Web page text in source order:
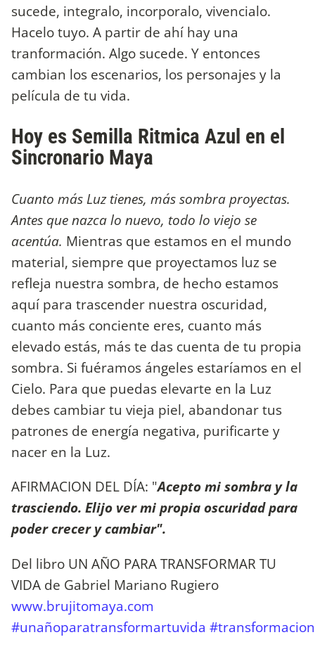
sucede, integralo, incorporalo, vivencialo.
Hacelo tuyo. A partir de ahí hay una
tranformación. Algo sucede. Y entonces
cambian los escenarios, los personajes y la
película de tu vida.
Hoy es Semilla Ritmica Azul en el
Sincronario Maya
Cuanto más Luz tienes, más sombra proyectas.
Antes que nazca lo nuevo, todo lo viejo se
acentúa. Mientras que estamos en el mundo
material, siempre que proyectamos luz se
refleja nuestra sombra, de hecho estamos
aquí para trascender nuestra oscuridad,
cuanto más conciente eres, cuanto más
elevado estás, más te das cuenta de tu propia
sombra. Si fuéramos ángeles estaríamos en el
Cielo. Para que puedas elevarte en la Luz
debes cambiar tu vieja piel, abandonar tus
patrones de energía negativa, purificarte y
nacer en la Luz.
AFIRMACION DEL DÍA: "Acepto mi sombra y la
trasciendo. Elijo ver mi propia oscuridad para
poder crecer y cambiar".
Del libro UN AÑO PARA TRANSFORMAR TU
VIDA de Gabriel Mariano Rugiero
www.brujitomaya.com
#unañoparatransformartuvida #transformacion